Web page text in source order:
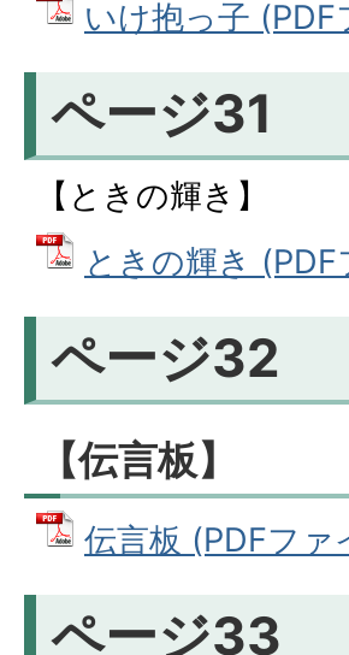
いけ抱っ子
ページ31
【ときの輝き】
ときの輝き
ページ32
【伝言板】
伝言板 (PDFファ
ページ33